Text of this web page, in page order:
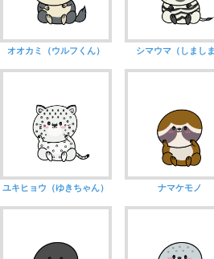
オオカミ（ウルフくん） シマウマ（しましま
ユキヒョウ（ゆきちゃん） ナマケモノ